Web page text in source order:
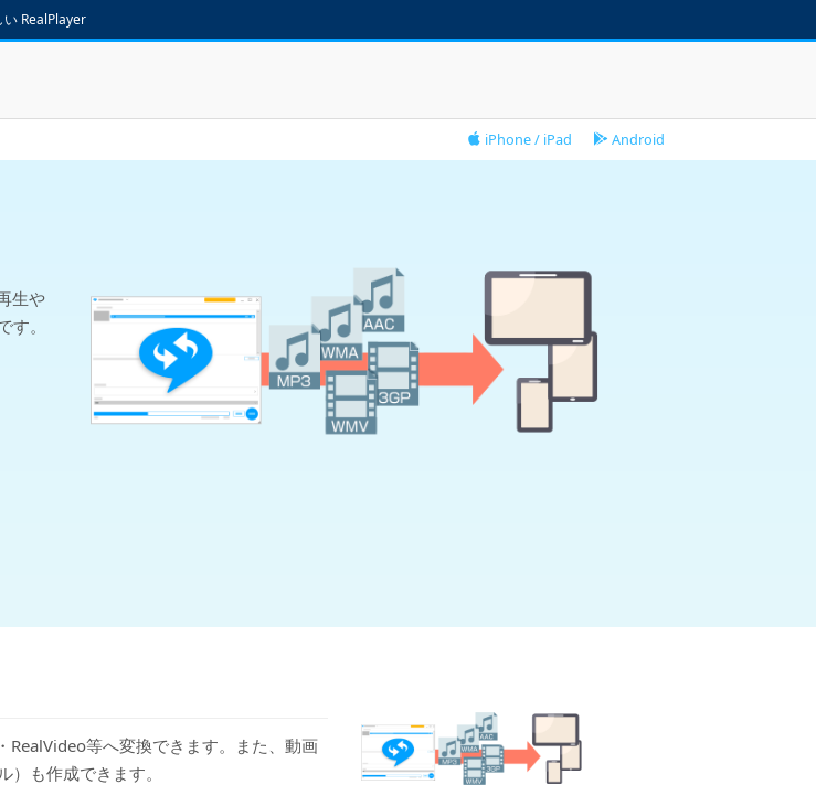
RealPlayer
Android
iPhone / iPad
生や
。
RealVideo等へ変換できます。また、動画
も作成できます。